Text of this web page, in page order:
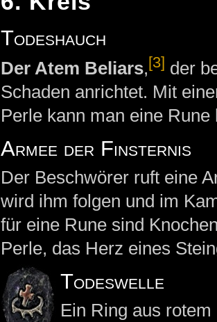
Todeshauch
Der Atem Beliars, [3] der
Schaden anrichtet. Mit
Perle kann man eine Rune
Armee der Finsternis
Der Beschwörer ruft eine
wird ihm folgen und im
für eine Rune sind
Perle, das Herz eines
Todeswelle
Ein Ring aus